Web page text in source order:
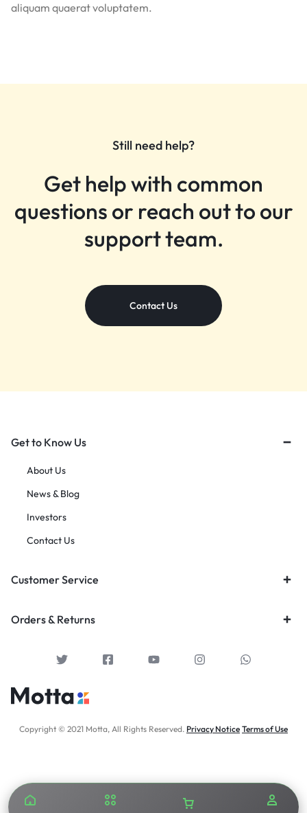
aliquam quaerat voluptatem.
Still need help?
Get help with common
questions or reach out to our
support team.
Contact Us
Get to Know Us
About Us
News & Blog
Investors
Contact Us
Customer Service
Orders & Returns
Copyright © 2021 Motta, All Rights Reserved. Privacy Notice Terms of Use